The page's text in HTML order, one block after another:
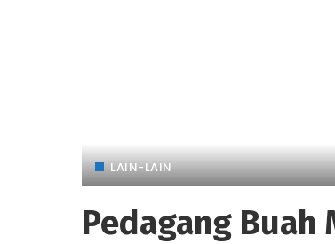
LAIN-LAIN
Pedagang Buah